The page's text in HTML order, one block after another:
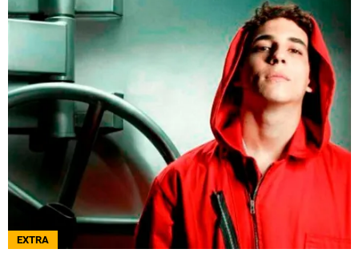
EXTRA